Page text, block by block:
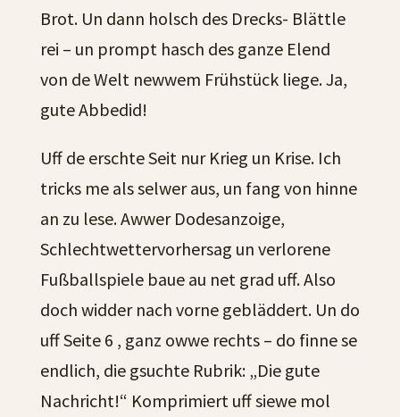
Brot. Un dann holsch des Drecks- Blättle
rei – un prompt hasch des ganze Elend
von de Welt newwem Frühstück liege. Ja,
gute Abbedid!
Uff de erschte Seit nur Krieg un Krise. Ich
tricks me als selwer aus, un fang von hinne
an zu lese. Awwer Dodesanzoige,
Schlechtwettervorhersag un verlorene
Fußballspiele baue au net grad uff. Also
doch widder nach vorne gebläddert. Un do
uff Seite 6 , ganz owwe rechts – do finne se
endlich, die gsuchte Rubrik: „Die gute
Nachricht!“ Komprimiert uff siewe mol